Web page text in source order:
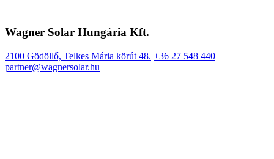
Wagner Solar Hungária Kft.
2100 Gödöllő, Telkes Mária körút 48. +36 27 548 440
partner@wagnersolar.hu